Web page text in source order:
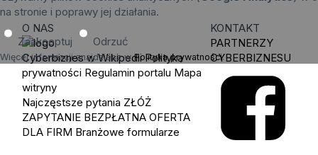
na stronie i poprawy jej działania.
Zaakceptuj Odrzuć
Więcej informacji znajdziesz wPolityka prywatności.
O NAS
Cyberbiznes w Wikipedii Polityka
prywatności Regulamin portalu Mapa
witryny
Najczęstsze pytania ZŁÓŻ
ZAPYTANIE BEZPŁATNA OFERTA
DLA FIRM Branżowe formularze
KONTAKT
PARTNERZY
CYBERBIZNESU